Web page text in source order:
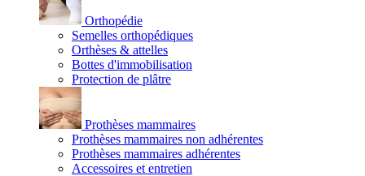
Orthopédie
Semelles orthopédiques
Orthèses & attelles
Bottes d'immobilisation
Protection de plâtre
Prothèses mammaires
Prothèses mammaires non adhérentes
Prothèses mammaires adhérentes
Accessoires et entretien